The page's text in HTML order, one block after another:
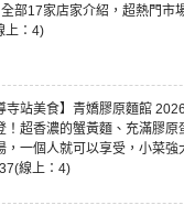
部17家店家介紹，超熱門市
上：4)
寺站美食】青嬌膠原麵館
！超香濃的蟹黃麵、充滿膠原
，一個人就可以享受，小菜強
線上：4)